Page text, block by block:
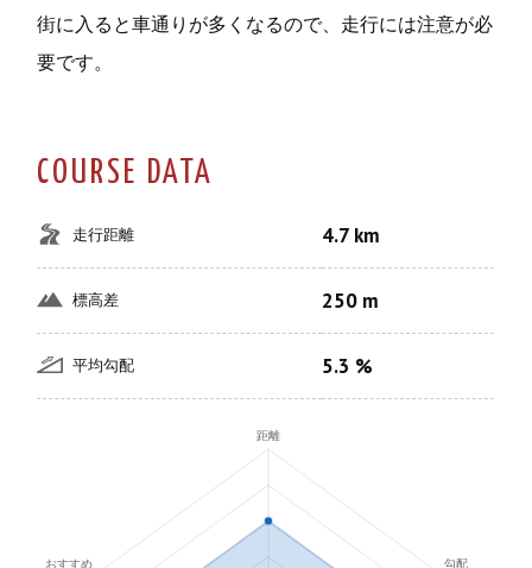
街に入ると車通りが多くなるので、走行には注意が必
要です。
COURSE DATA
走行距離 4.7 km
標高差 250 m
平均勾配 5.3 %